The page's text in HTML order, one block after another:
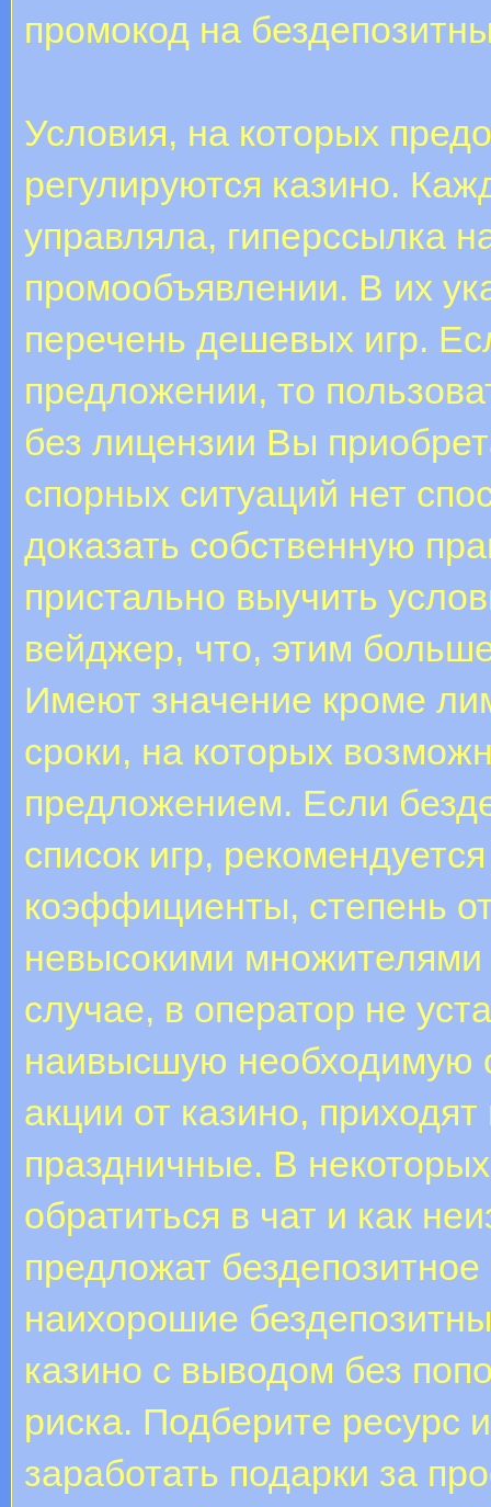
промокод на
Условия, на которых
регулируются казино.
управляла, гиперссылка
промообъявлении. В их
перечень дешевых игр.
предложении, то
без лицензии Вы
спорных ситуаций нет
доказать собственную
пристально выучить
вейджер, что, этим
Имеют значение кроме
сроки, на которых
предложением. Если
список игр,
коэффициенты, степень
невысокими множителями
случае, в оператор не
наивысшую необходимую
акции от казино,
праздничные. В
обратиться в чат и как
предложат
наихорошие
казино с выводом без
риска. Подберите ресурс
заработать подарки за